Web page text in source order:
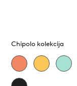
Chipolo kolekcija